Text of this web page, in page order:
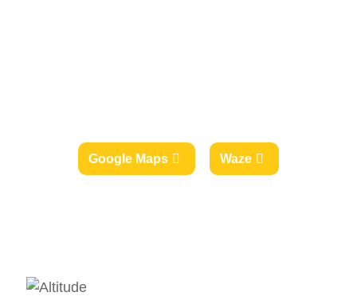
Google Maps Waze